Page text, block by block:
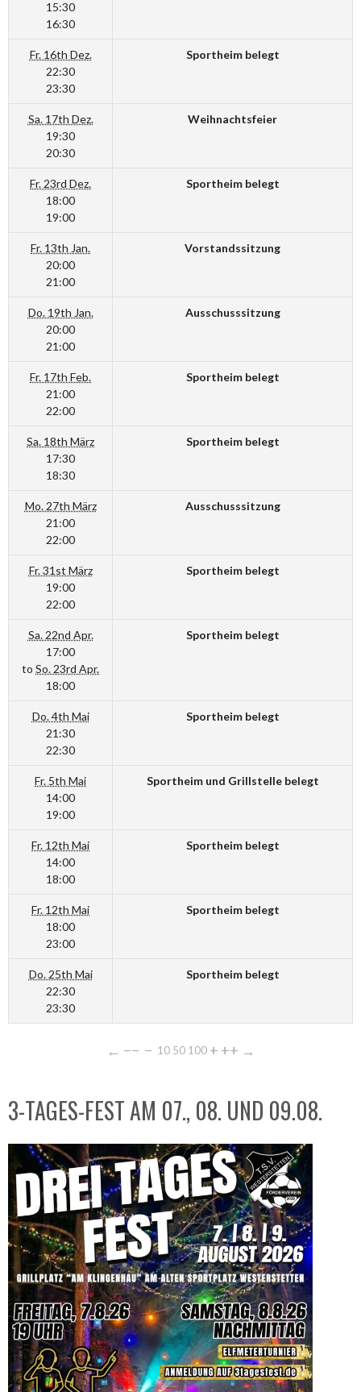
15:30
16:30
Fr. 16th Dez.
22:30
23:30
Sportheim belegt
Sa. 17th Dez.
19:30
20:30
Weihnachtsfeier
Fr. 23rd Dez.
18:00
19:00
Sportheim belegt
Fr. 13th Jan.
20:00
21:00
Vorstandssitzung
Do. 19th Jan.
20:00
21:00
Ausschusssitzung
Fr. 17th Feb.
21:00
22:00
Sportheim belegt
Sa. 18th März
17:30
18:30
Sportheim belegt
Mo. 27th März
21:00
22:00
Ausschusssitzung
Fr. 31st März
19:00
22:00
Sportheim belegt
Sa. 22nd Apr.
17:00
to So. 23rd Apr.
18:00
Sportheim belegt
Do. 4th Mai
21:30
22:30
Sportheim belegt
Fr. 5th Mai
14:00
19:00
Sportheim und Grillstelle belegt
Fr. 12th Mai
14:00
18:00
Sportheim belegt
Fr. 12th Mai
18:00
23:00
Sportheim belegt
Do. 25th Mai
22:30
23:30
Sportheim belegt
← −− − 10 50 100 + ++ →
3-TAGES-FEST AM 07., 08. UND 09.08.